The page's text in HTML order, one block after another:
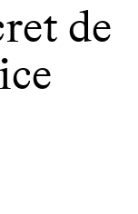
de